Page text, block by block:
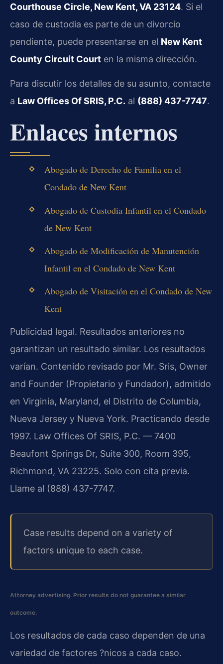
Courthouse Circle, New Kent, VA 23124. Si el
caso de custodia es parte de un divorcio
pendiente, puede presentarse en el New Kent
County Circuit Court en la misma dirección.
Para discutir los detalles de su asunto, contacte
a Law Offices Of SRIS, P.C. al (888) 437-7747.
Enlaces internos
Abogado de Derecho de Familia en el
Condado de New Kent
Abogado de Custodia Infantil en el Condado
de New Kent
Abogado de Modificación de Manutención
Infantil en el Condado de New Kent
Abogado de Visitación en el Condado de New
Kent
Publicidad legal. Resultados anteriores no
garantizan un resultado similar. Los resultados
varían. Contenido revisado por Mr. Sris, Owner
and Founder (Propietario y Fundador), admitido
en Virginia, Maryland, el Distrito de Columbia,
Nueva Jersey y Nueva York. Practicando desde
1997. Law Offices Of SRIS, P.C. — 7400
Beaufont Springs Dr, Suite 300, Room 395,
Richmond, VA 23225. Solo con cita previa.
Llame al (888) 437-7747.
Case results depend on a variety of
factors unique to each case.
Attorney advertising. Prior results do not guarantee a similar
outcome.
Los resultados de cada caso dependen de una
variedad de factores ?nicos a cada caso.